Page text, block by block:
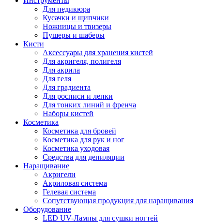
Для педикюра
Кусачки и щипчики
Ножницы и твизеры
Пушеры и шаберы
Кисти
Аксессуары для хранения кистей
Для акригеля, полигеля
Для акрила
Для геля
Для градиента
Для росписи и лепки
Для тонких линий и френча
Наборы кистей
Косметика
Косметика для бровей
Косметика для рук и ног
Косметика уходовая
Средства для депиляции
Наращивание
Акригели
Акриловая система
Гелевая система
Сопутствующая продукция для наращивания
Оборудование
LED UV-Лампы для сушки ногтей